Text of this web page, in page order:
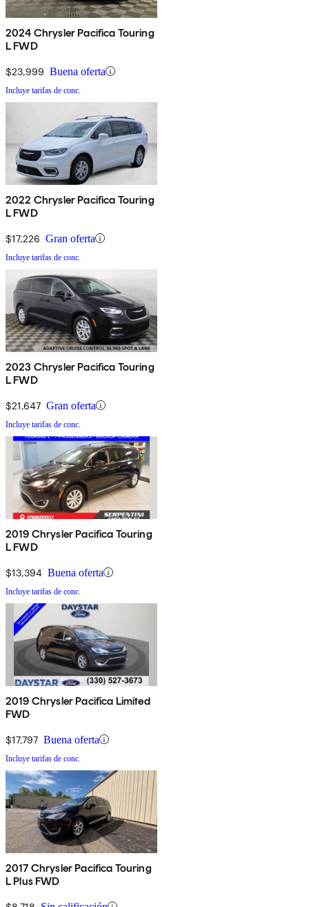
2024 Chrysler Pacifica Touring
L FWD
$23,999 Buena oferta
Incluye tarifas de conc.
2022 Chrysler Pacifica Touring
L FWD
$17,226 Gran oferta
Incluye tarifas de conc.
2023 Chrysler Pacifica Touring
L FWD
$21,647 Gran oferta
Incluye tarifas de conc.
2019 Chrysler Pacifica Touring
L FWD
$13,394 Buena oferta
Incluye tarifas de conc.
2019 Chrysler Pacifica Limited
FWD
$17,797 Buena oferta
Incluye tarifas de conc.
2017 Chrysler Pacifica Touring
L Plus FWD